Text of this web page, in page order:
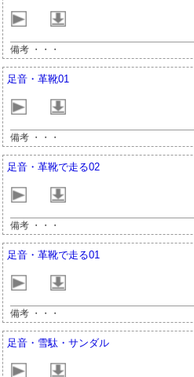
備考 ・・・
足音・革靴01
備考 ・・・
足音・革靴で走る02
備考 ・・・
足音・革靴で走る01
備考 ・・・
足音・雪駄・サンダル